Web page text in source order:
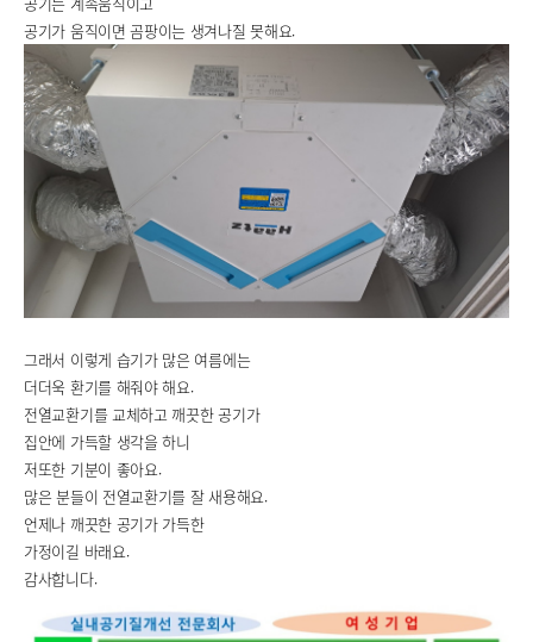
공기가 움직이면 곰팡이는 생겨나질 못해요.
그래서 이렇게 습기가 많은 여름에는
더더욱 환기를 해줘야 해요.
전열교환기를 교체하고 깨끗한 공기가
집안에 가득할 생각을 하니
저또한 기분이 좋아요.
많은 분들이 전열교환기를 잘 새용해요.
언제나 깨끗한 공기가 가득한
가정이길 바래요.
감사합니다.